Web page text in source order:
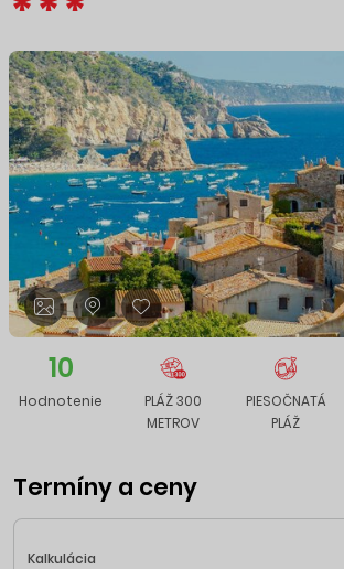
10
Hodnotenie
PLÁŽ 300
METROV
PIESOČNATÁ
PLÁŽ
Termíny a ceny
Kalkulácia